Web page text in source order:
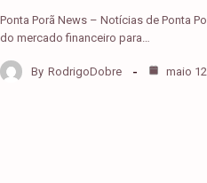
Ponta Porã News – Notícias de Ponta
do mercado financeiro para…
By RodrigoDobre maio